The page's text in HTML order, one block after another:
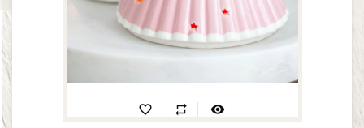
favorite_border repeat visibility